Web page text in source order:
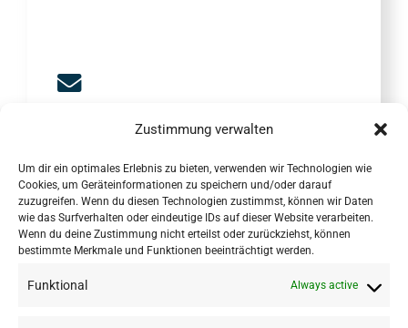
Zustimmung verwalten
Um dir ein optimales Erlebnis zu bieten, verwenden wir Technologien wie
Cookies, um Geräteinformationen zu speichern und/oder darauf
zuzugreifen. Wenn du diesen Technologien zustimmst, können wir Daten
wie das Surfverhalten oder eindeutige IDs auf dieser Website verarbeiten.
Wenn du deine Zustimmung nicht erteilst oder zurückziehst, können
bestimmte Merkmale und Funktionen beeinträchtigt werden.
Funktional Always active
amin.anjomshoaa@researchstudio.at